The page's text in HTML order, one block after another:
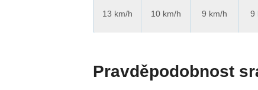
13 km/h
10 km/h
9 km/h
9
Pravděpodobnost